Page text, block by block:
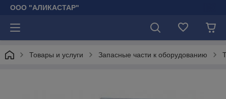
ООО "АЛИКАСТАР"
Товары и услуги Запасные части к оборудованию